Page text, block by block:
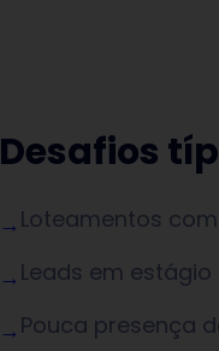
Desafios
→ Loteamentos
→ Leads em
→ Pouca presença